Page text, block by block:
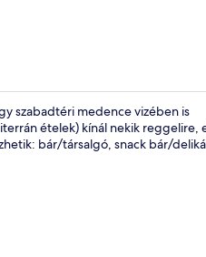
szabadtéri medence vizében is
ételek) kínál nekik reggelire,
bár/társalgó, snack bár/